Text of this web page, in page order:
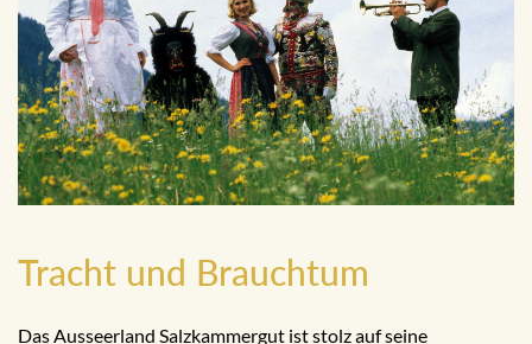
Tracht und Brauchtum
Das Ausseerland Salzkammergut ist stolz auf seine